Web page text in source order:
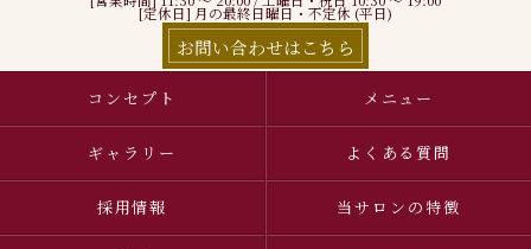
[定休日] 月の最終日曜日・不定休 (平日)
お問い合わせはこちら
コンセプト メニュー
ギャラリー よくある質問
採用情報 当サロンの特徴